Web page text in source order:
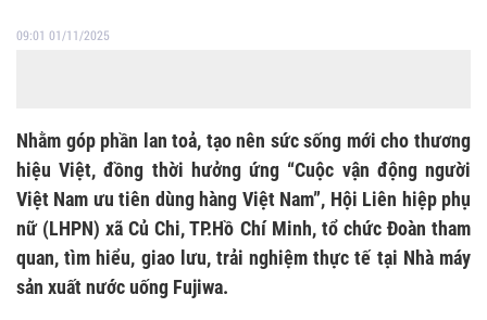
09:01 01/11/2025
Nhằm góp phần lan toả, tạo nên sức sống mới cho thương
hiệu Việt, đồng thời hưởng ứng “Cuộc vận động người
Việt Nam ưu tiên dùng hàng Việt Nam”, Hội Liên hiệp phụ
nữ (LHPN) xã Củ Chi, TP.Hồ Chí Minh, tổ chức Đoàn tham
quan, tìm hiểu, giao lưu, trải nghiệm thực tế tại Nhà máy
sản xuất nước uống Fujiwa.